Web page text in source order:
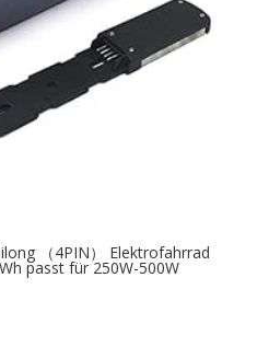
（4PIN） Elektrofahrrad
passt für 250W-500W